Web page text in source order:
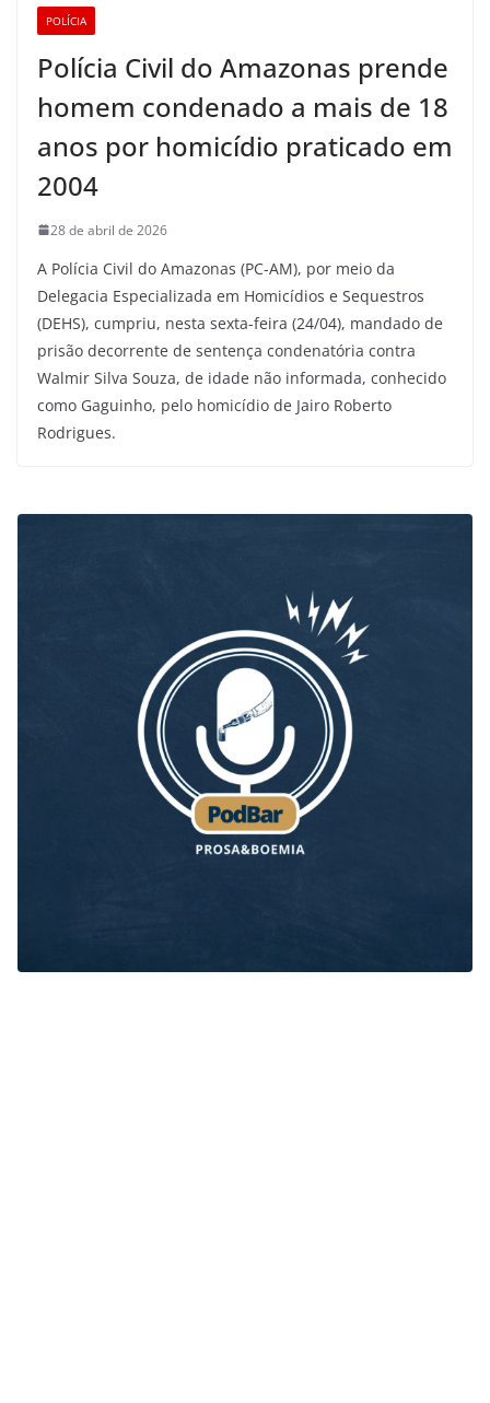
POLÍCIA
Polícia Civil do Amazonas prende
homem condenado a mais de 18
anos por homicídio praticado em
2004
28 de abril de 2026
A Polícia Civil do Amazonas (PC-AM), por meio da
Delegacia Especializada em Homicídios e Sequestros
(DEHS), cumpriu, nesta sexta-feira (24/04), mandado de
prisão decorrente de sentença condenatória contra
Walmir Silva Souza, de idade não informada, conhecido
como Gaguinho, pelo homicídio de Jairo Roberto
Rodrigues.